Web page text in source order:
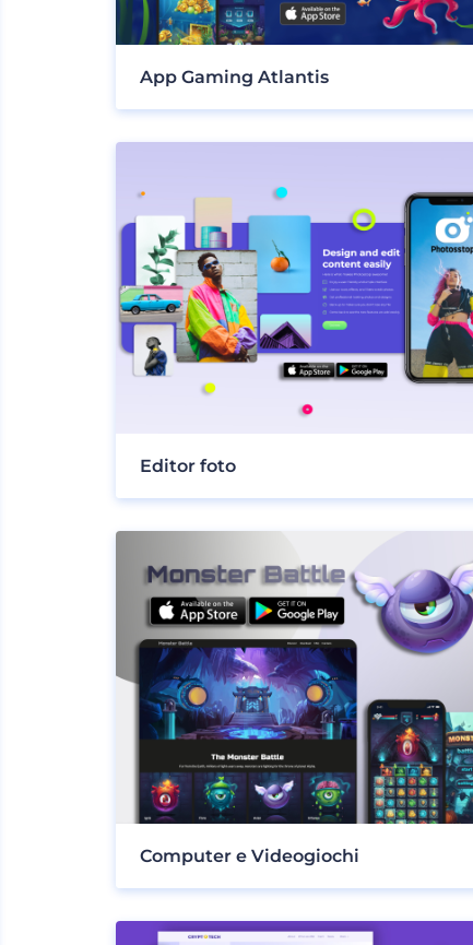
App Gaming Atlantis
Editor foto
Computer e Videogiochi